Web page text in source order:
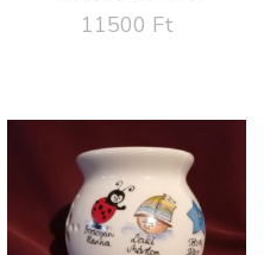
11500 Ft